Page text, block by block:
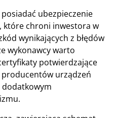
ubezpieczenie
które chroni inwestora w
wynikających z błędów
wykonawcy warto
potwierdzające
producentów urządzeń
dodatkowym